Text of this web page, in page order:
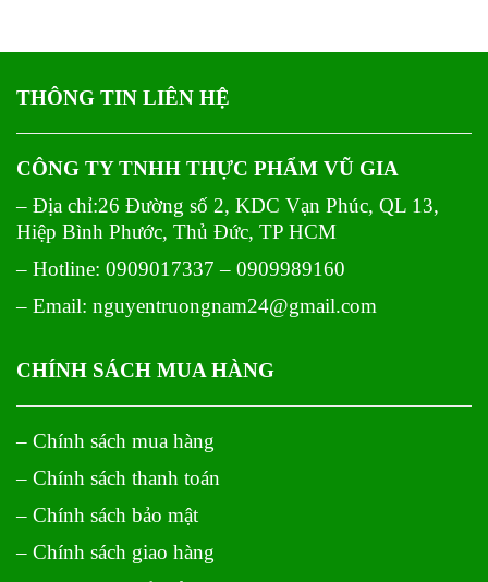
THÔNG TIN LIÊN HỆ
CÔNG TY TNHH THỰC PHẨM VŨ GIA
– Địa chỉ:26 Đường số 2, KDC Vạn Phúc, QL 13,
Hiệp Bình Phước, Thủ Đức, TP HCM
– Hotline: 0909017337 – 0909989160
– Email: nguyentruongnam24@gmail.com
CHÍNH SÁCH MUA HÀNG
– Chính sách mua hàng
– Chính sách thanh toán
– Chính sách bảo mật
– Chính sách giao hàng